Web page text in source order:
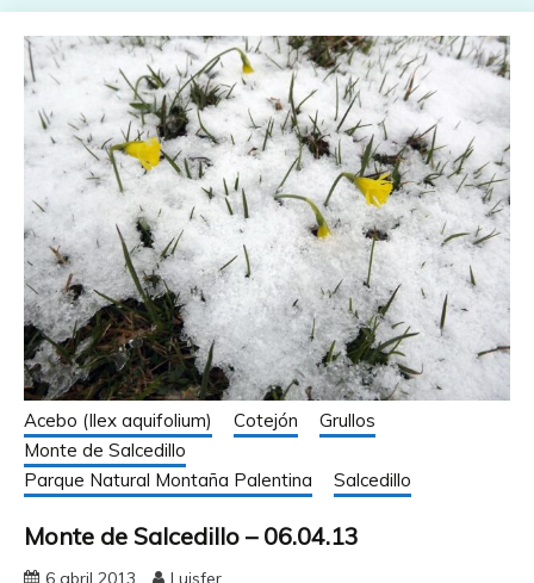
Acebo (Ilex aquifolium) Cotejón
Grullos
Monte de Salcedillo
Parque Natural Montaña Palentina
Salcedillo
Monte de Salcedillo – 06.04.13
6 abril 2013 Luisfer